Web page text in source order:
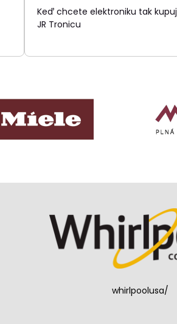
/
5
Keď chcete elektroniku tak
JR Tronicu
whirlpoolusa/